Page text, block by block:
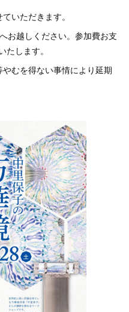
いただきます。
お越しください。参加費お支
します。
むを得ない事情により延期